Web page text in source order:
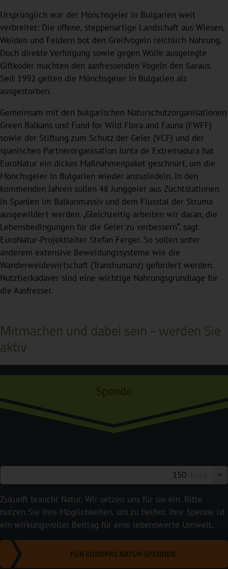
Ursprünglich war der Mönchsgeier in Bulgarien weit
verbreitet: Die offene, steppenartige Landschaft aus Wiesen,
Weiden und Feldern bot den Greifvögeln reichlich Nahrung.
Doch direkte Verfolgung sowie gegen Wölfe ausgelegte
Giftköder machten den aasfressenden Vögeln den Garaus.
Seit 1992 gelten die Mönchsgeier in Bulgarien als
ausgestorben.
Gemeinsam mit den bulgarischen Naturschutzorganisationen
Green Balkans und Fund for Wild Flora and Fauna (FWFF)
sowie der Stiftung zum Schutz der Geier (VCF) und der
spanischen Partnerorganisation Junta de Extremadura hat
EuroNatur ein dickes Maßnahmenpaket geschnürt, um die
Mönchsgeier in Bulgarien wieder anzusiedeln. In den
kommenden Jahren sollen 48 Junggeier aus Zuchtstationen
in Spanien im Balkanmassiv und dem Flusstal der Struma
ausgewildert werden. „Gleichzeitig arbeiten wir daran, die
Lebensbedingungen für die Geier zu verbessern“, sagt
EuroNatur-Projektleiter Stefan Ferger. So sollen unter
anderem extensive Beweidungssysteme wie die
Wanderweidewirtschaft (Transhumanz) gefördert werden.
Nutztierkadaver sind eine wichtige Nahrungsgrundlage für
die Aasfresser.
Mitmachen und dabei sein - werden Sie
aktiv
Spende
Zukunft braucht Natur. Wir setzen uns für sie ein. Bitte
nutzen Sie Ihre Möglichkeiten, um zu helfen. Ihre Spende ist
ein wirkungsvoller Beitrag für eine lebenswerte Umwelt.
FÜR EUROPAS NATUR SPENDEN